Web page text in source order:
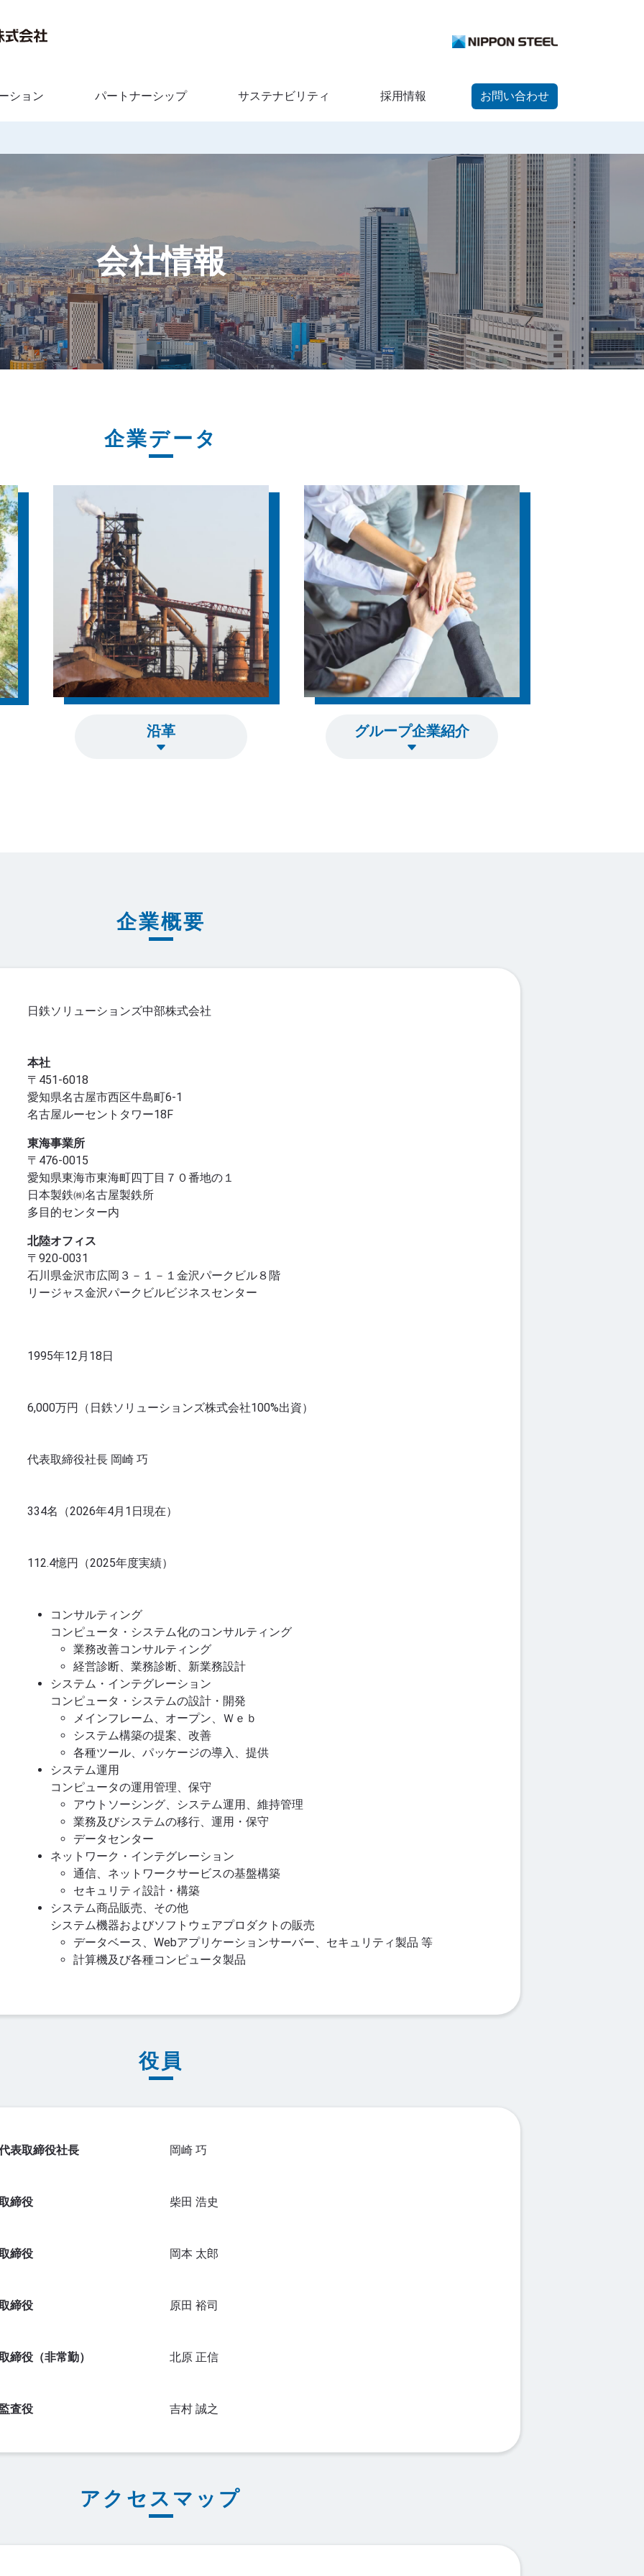
ション パートナーシップ サステナビリティ 採用情報 お問い合わせ
会社情報
企業データ
沿革 グループ企業紹介
企業概要
日鉄ソリューションズ中部株式会社
本社
〒451-6018
愛知県名古屋市西区牛島町6-1
名古屋ルーセントタワー18F
東海事業所
〒476-0015
愛知県東海市東海町四丁目７０番地の１
日本製鉄㈱名古屋製鉄所
多目的センター内
北陸オフィス
〒920-0031
石川県金沢市広岡３－１－１金沢パークビル８階
リージャス金沢パークビルビジネスセンター
1995年12月18日
6,000万円（日鉄ソリューションズ株式会社100%出資）
代表取締役社長 岡崎 巧
334名（2026年4月1日現在）
112.4憶円（2025年度実績）
コンサルティング
コンピュータ・システム化のコンサルティング
業務改善コンサルティング
経営診断、業務診断、新業務設計
システム・インテグレーション
コンピュータ・システムの設計・開発
メインフレーム、オープン、Ｗｅｂ
システム構築の提案、改善
各種ツール、パッケージの導入、提供
システム運用
コンピュータの運用管理、保守
アウトソーシング、システム運用、維持管理
業務及びシステムの移行、運用・保守
データセンター
ネットワーク・インテグレーション
通信、ネットワークサービスの基盤構築
セキュリティ設計・構築
システム商品販売、その他
システム機器およびソフトウェアプロダクトの販売
データベース、Webアプリケーションサーバー、セキュリティ製品 等
計算機及び各種コンピュータ製品
役員
表取締役社長 岡崎 巧
締役 柴田 浩史
締役 岡本 太郎
締役 原田 裕司
締役（非常勤） 北原 正信
査役 吉村 誠之
アクセスマップ